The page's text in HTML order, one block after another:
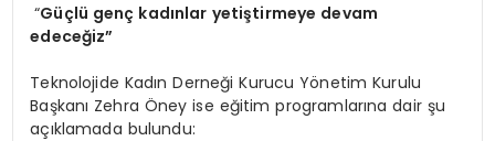
“Güçlü genç kadınlar yetiştirmeye devam
edeceğiz”
Teknolojide Kadın Derneği Kurucu Yönetim Kurulu
Başkanı Zehra Öney ise eğitim programlarına dair şu
açıklamada bulundu: